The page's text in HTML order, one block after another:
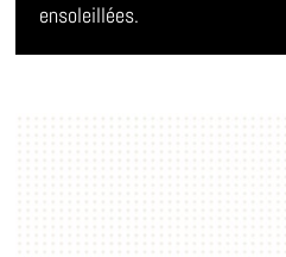
ensoleillées.